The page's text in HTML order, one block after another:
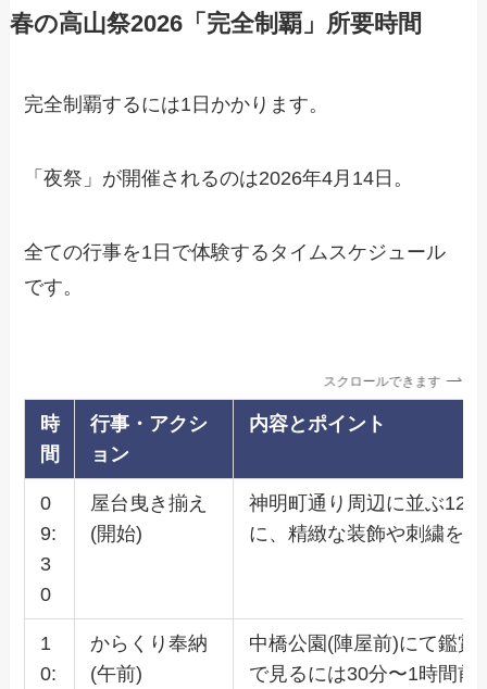
春の高山祭2026「完全制覇」所要時間
完全制覇するには1日かかります。
「夜祭」が開催されるのは2026年4月14日。
全ての行事を1日で体験するタイムスケジュール
です。
スクロールできます
時
間
行事・アクシ
ョン
内容とポイント
0
9:
3
0
屋台曳き揃え
(開始)
神明町通り周辺に並ぶ12
に、精緻な装飾や刺繍を
1
0:
からくり奉納
(午前)
中橋公園(陣屋前)にて鑑
で見るには30分〜1時間前